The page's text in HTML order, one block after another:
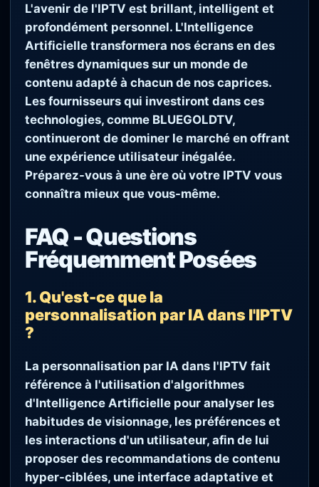
L'avenir de l'IPTV est brillant, intelligent et
profondément personnel. L'Intelligence
Artificielle transformera nos écrans en des
fenêtres dynamiques sur un monde de
contenu adapté à chacun de nos caprices.
Les fournisseurs qui investiront dans ces
technologies, comme BLUEGOLDTV,
continueront de dominer le marché en offrant
une expérience utilisateur inégalée.
Préparez-vous à une ère où votre IPTV vous
connaîtra mieux que vous-même.
FAQ - Questions
Fréquemment Posées
1. Qu'est-ce que la
personnalisation par IA dans l'IPTV
?
La personnalisation par IA dans l'IPTV fait
référence à l'utilisation d'algorithmes
d'Intelligence Artificielle pour analyser les
habitudes de visionnage, les préférences et
les interactions d'un utilisateur, afin de lui
proposer des recommandations de contenu
hyper-ciblées, une interface adaptative et